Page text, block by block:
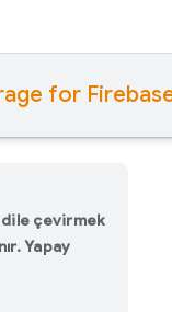
for
çevirmek
Yapay